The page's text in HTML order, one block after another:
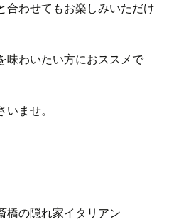
合わせてもお楽しみいただけ
味わいたい方におススメで
ませ。
橋の隠れ家イタリアン